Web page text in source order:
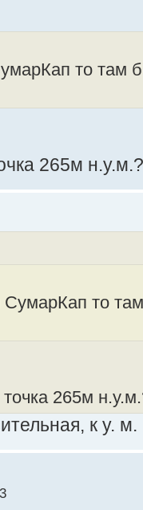
то там
265м
СумарКап то
265м
к у.